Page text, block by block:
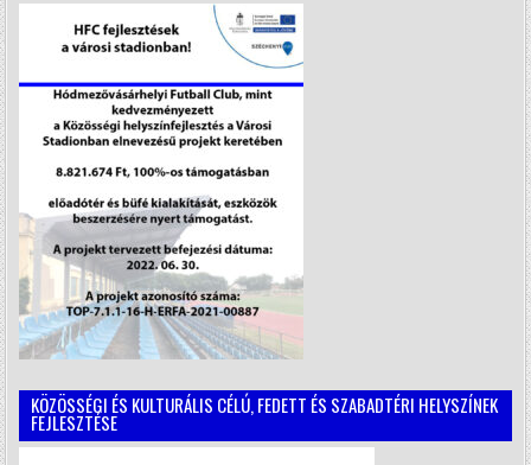
KÖZÖSSÉGI ÉS KULTURÁLIS CÉLÚ, FEDETT ÉS SZABADTÉRI HELYSZÍNEK
FEJLESZTÉSE